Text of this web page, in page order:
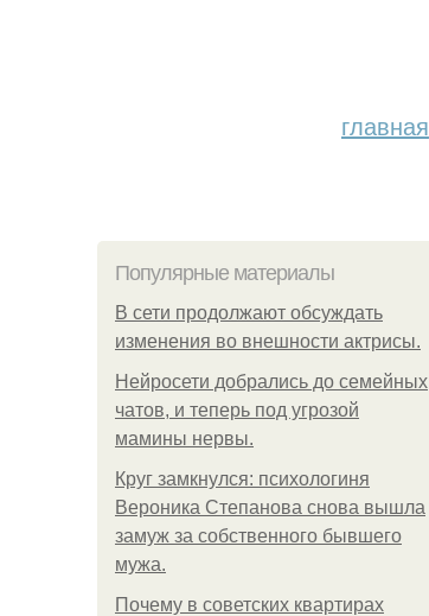
главная
Популярные материалы
В сети продолжают обсуждать
изменения во внешности актрисы.
Нейросети добрались до семейных
чатов, и теперь под угрозой
мамины нервы.
Круг замкнулся: психологиня
Вероника Степанова снова вышла
замуж за собственного бывшего
мужа.
Почему в советских квартирах